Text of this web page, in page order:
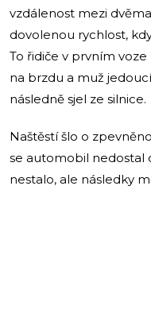
vzdálenost mezi
dovolenou rychlost,
To řidiče v prvním
na brzdu a muž
následně sjel ze silnice.
Naštěstí šlo o
se automobil nedostal
nestalo, ale následky